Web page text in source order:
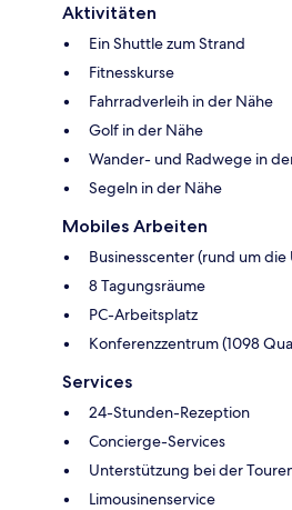
Aktivitäten
Ein Shuttle zum Strand
Fitnesskurse
Fahrradverleih in der Nähe
Golf in der Nähe
Wander- und Radwege in
Segeln in der Nähe
Mobiles Arbeiten
Businesscenter (rund um
8 Tagungsräume
PC-Arbeitsplatz
Konferenzzentrum (1098
Services
24-Stunden-Rezeption
Concierge-Services
Unterstützung bei der
Limousinenservice